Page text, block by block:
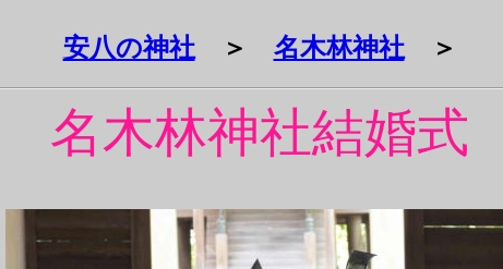
安八の神社＞ 名木林神社＞
名木林神社結婚式